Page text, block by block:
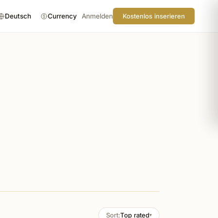
Deutsch Currency Anmelden Kostenlos inserieren
Sort:Top rated▾